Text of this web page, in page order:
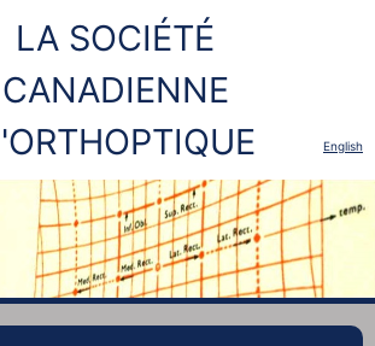
LA SOCIÉTÉ
CANADIENNE
English